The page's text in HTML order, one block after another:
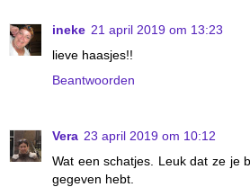
ineke 21 april 2019 om 13:23
lieve haasjes!!
Beantwoorden
Vera 23 april 2019 om 10:12
Wat een schatjes. Leuk dat ze je
gegeven hebt.